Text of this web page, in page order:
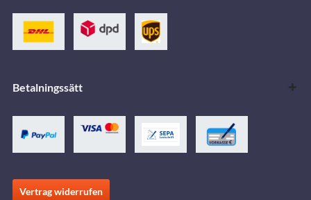
Betalningssätt
Vertrag widerrufen